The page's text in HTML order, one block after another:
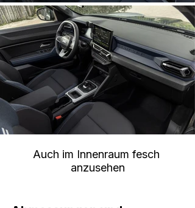
Auch im Innenraum fesch
anzusehen